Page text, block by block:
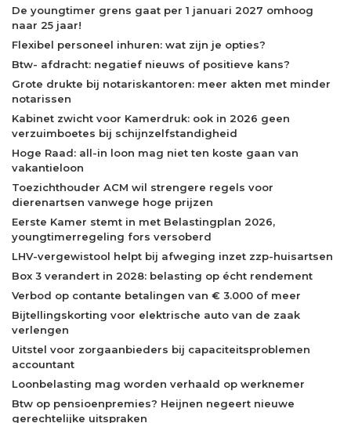
De youngtimer grens gaat per 1 januari 2027 omhoog
naar 25 jaar!
Flexibel personeel inhuren: wat zijn je opties?
Btw- afdracht: negatief nieuws of positieve kans?
Grote drukte bij notariskantoren: meer akten met minder
notarissen
Kabinet zwicht voor Kamerdruk: ook in 2026 geen
verzuimboetes bij schijnzelfstandigheid
Hoge Raad: all-in loon mag niet ten koste gaan van
vakantieloon
Toezichthouder ACM wil strengere regels voor
dierenartsen vanwege hoge prijzen
Eerste Kamer stemt in met Belastingplan 2026,
youngtimerregeling fors versoberd
LHV-vergewistool helpt bij afweging inzet zzp-huisartsen
Box 3 verandert in 2028: belasting op écht rendement
Verbod op contante betalingen van € 3.000 of meer
Bijtellingskorting voor elektrische auto van de zaak
verlengen
Uitstel voor zorgaanbieders bij capaciteitsproblemen
accountant
Loonbelasting mag worden verhaald op werknemer
Btw op pensioenpremies? Heijnen negeert nieuwe
gerechtelijke uitspraken